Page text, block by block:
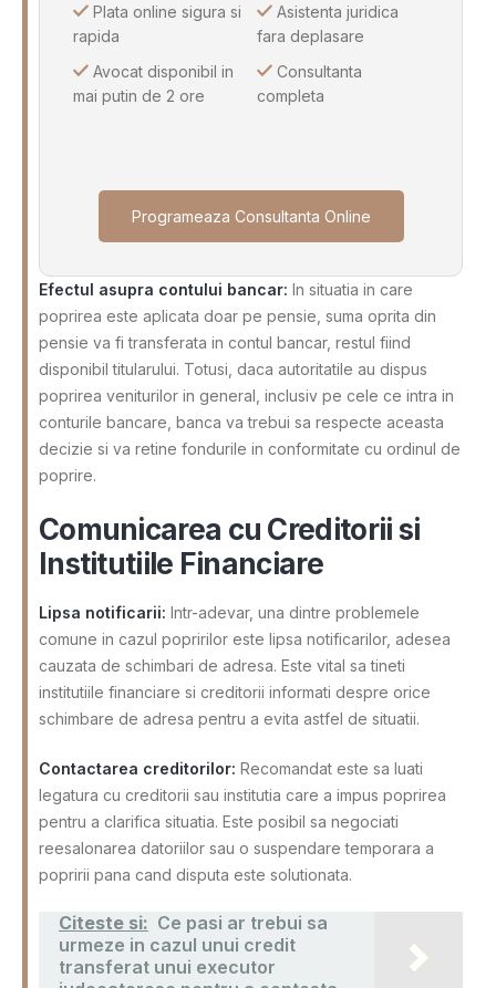
Plata online sigura si
rapida
Avocat disponibil in
mai putin de 2 ore
Asistenta juridica
fara deplasare
Consultanta
completa
Programeaza Consultanta Online
Efectul asupra contului bancar: In situatia in care
poprirea este aplicata doar pe pensie, suma oprita din
pensie va fi transferata in contul bancar, restul fiind
disponibil titularului. Totusi, daca autoritatile au dispus
poprirea veniturilor in general, inclusiv pe cele ce intra in
conturile bancare, banca va trebui sa respecte aceasta
decizie si va retine fondurile in conformitate cu ordinul de
poprire.
Comunicarea cu Creditorii si
Institutiile Financiare
Lipsa notificarii: Intr-adevar, una dintre problemele
comune in cazul popririlor este lipsa notificarilor, adesea
cauzata de schimbari de adresa. Este vital sa tineti
institutiile financiare si creditorii informati despre orice
schimbare de adresa pentru a evita astfel de situatii.
Contactarea creditorilor: Recomandat este sa luati
legatura cu creditorii sau institutia care a impus poprirea
pentru a clarifica situatia. Este posibil sa negociati
reesalonarea datoriilor sau o suspendare temporara a
popririi pana cand disputa este solutionata.
Citeste si: Ce pasi ar trebui sa
urmeze in cazul unui credit
transferat unui executor